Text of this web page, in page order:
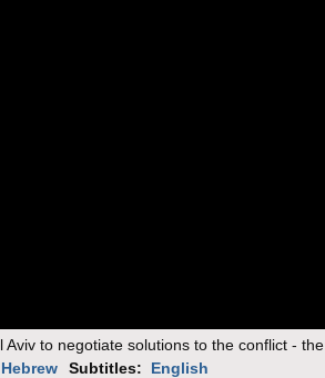
to negotiate solutions to the conflict - the
Hebrew Subtitles: English